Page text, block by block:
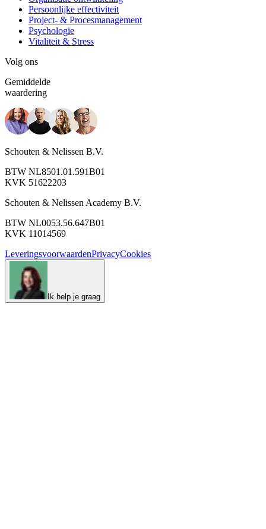
Persoonlijke effectiviteit
Project- & Procesmanagement
Psychologie
Vitaliteit & Stress
Volg ons
Gemiddelde
waardering
Schouten & Nelissen B.V.
BTW NL8501.01.591B01
KVK 51622203
Schouten & Nelissen Academy B.V.
BTW NL0053.56.647B01
KVK 11014569
LeveringsvoorwaardenPrivacyCookies
Ik help je graag